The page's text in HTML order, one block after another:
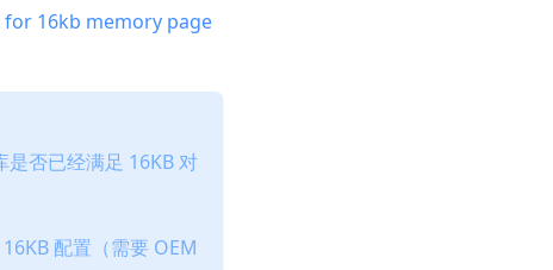
16kb memory page
是否已经满足 16KB 对
配置（需要 OEM